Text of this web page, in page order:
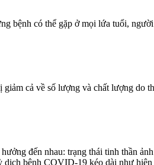
bệnh có thể gặp ở mọi lứa tuổi,
cả về số lượng và chất lượng do
đến nhau: trạng thái tinh thần
dịch bệnh COVID-19 kéo dài như hiện